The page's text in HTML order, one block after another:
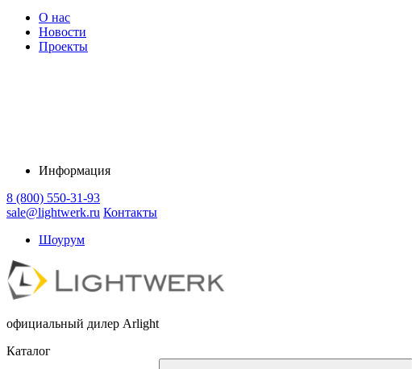
О нас
Новости
Проекты
Информация
8 (800) 550-31-93
sale@lightwerk.ru Контакты
Шоурум
официальный дилер Arlight
Каталог